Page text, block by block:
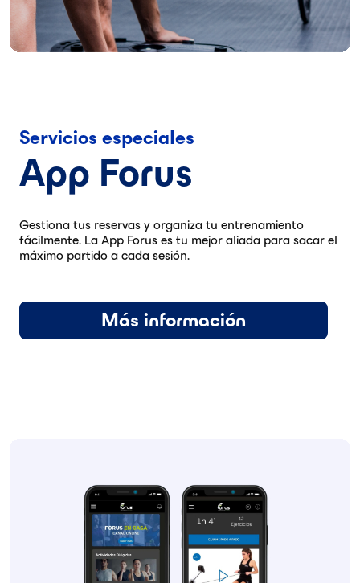
Servicios especiales
App Forus
Gestiona tus reservas y organiza tu entrenamiento
fácilmente. La App Forus es tu mejor aliada para sacar el
máximo partido a cada sesión.
Más información